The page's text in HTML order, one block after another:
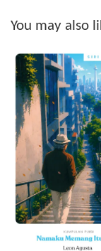
You may also